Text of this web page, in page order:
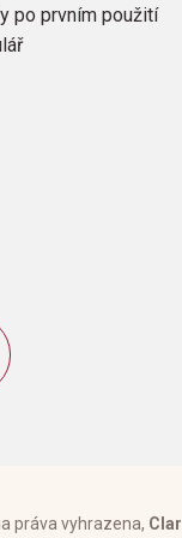
po prvním použití
práva vyhrazena,